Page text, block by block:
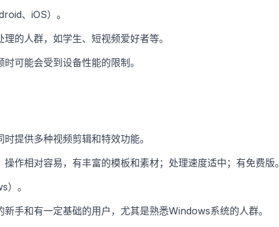
、iOS）。
的人群，如学生、短视频爱好者等。
可能会受到设备性能的限制。
提供多种视频剪辑和特效功能。
操作相对容易，有丰富的模板和素材；处理速度适中；有免费版。
）。
新手和有一定基础的用户，尤其是熟悉Windows系统的人群。